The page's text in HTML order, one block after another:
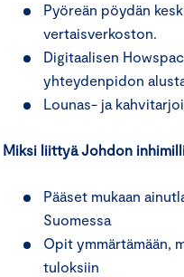
Pyöreän pöydän
vertaisverkoston.
Digitaalisen
yhteydenpidon
Lounas- ja
Miksi liittyä Johdon
Pääset mukaan
Suomessa
Opit ymmärtämään,
tuloksiin